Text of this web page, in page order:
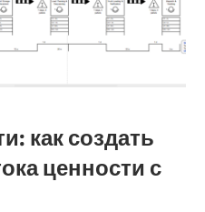
как создать
ценности с